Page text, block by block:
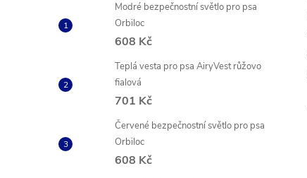
Modré bezpečnostní světlo pro psa
Orbiloc
608 Kč
Teplá vesta pro psa AiryVest růžovo
fialová
701 Kč
Červené bezpečnostní světlo pro psa
Orbiloc
608 Kč